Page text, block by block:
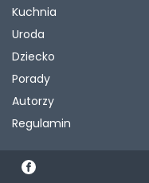
Kuchnia
Uroda
Dziecko
Porady
Autorzy
Regulamin